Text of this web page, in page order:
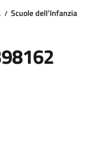
Scuole dell’Infanzia